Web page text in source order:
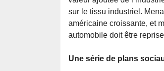
sur le tissu industriel.
américaine croissante, et
automobile doit être
Une série de plans